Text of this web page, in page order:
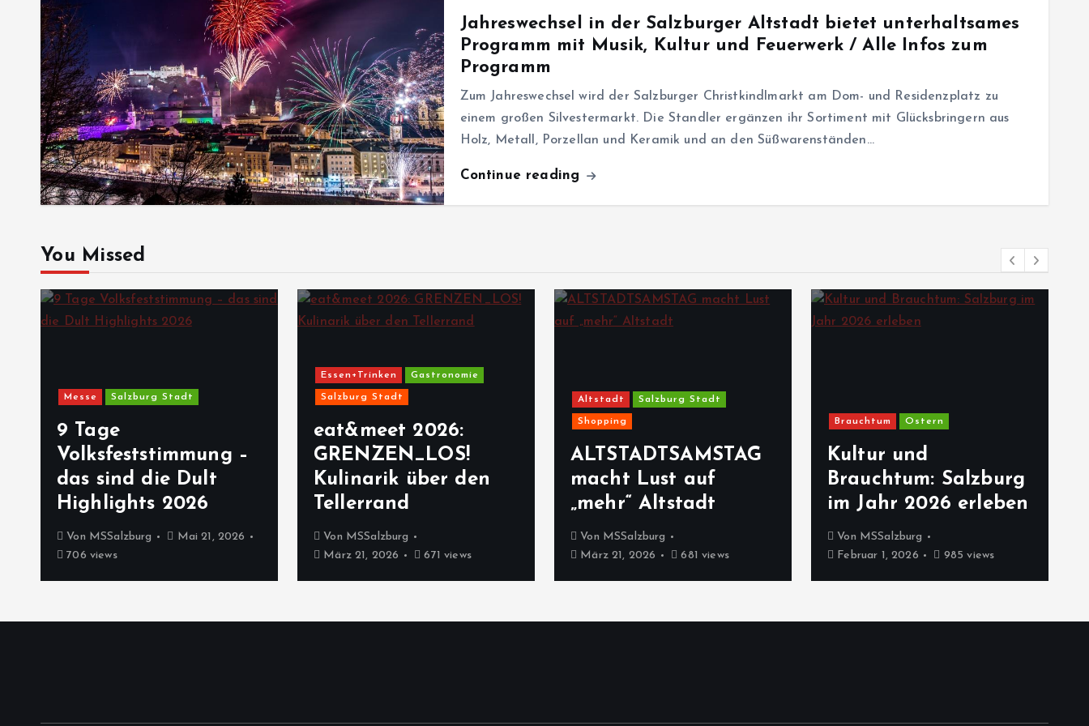
Jahreswechsel in der Salzburger Altstadt bietet unterhaltsames
Programm mit Musik, Kultur und Feuerwerk / Alle Infos zum
Programm
Zum Jahreswechsel wird der Salzburger Christkindlmarkt am Dom- und Residenzplatz zu
einem großen Silvestermarkt. Die Standler ergänzen ihr Sortiment mit Glücksbringern aus
Holz, Metall, Porzellan und Keramik und an den Süßwarenständen…
Continue reading
You Missed
Messe Salzburg Stadt
9 Tage
Volksfeststimmung –
das sind die Dult
Highlights 2026
Von MSSalzburg
Mai 21, 2026
706 views
Essen+Trinken Gastronomie
Salzburg Stadt
eat&meet 2026:
GRENZEN_LOS!
Kulinarik über den
Tellerrand
Von MSSalzburg
März 21, 2026
671 views
Altstadt Salzburg Stadt
Shopping
ALTSTADTSAMSTAG
macht Lust auf
„mehr“ Altstadt
Von MSSalzburg
März 21, 2026
681 views
Brauchtum Ostern
Kultur und
Brauchtum: Salzburg
im Jahr 2026 erleben
Von MSSalzburg
Februar 1, 2026
985 views